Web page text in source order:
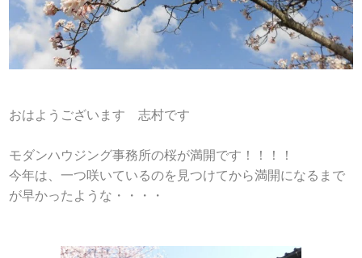
おはようございます 志村です
モダンハウジング事務所の桜が満開です！！！！
今年は、一つ咲いているのを見つけてから満開になるまで
が早かったような・・・・